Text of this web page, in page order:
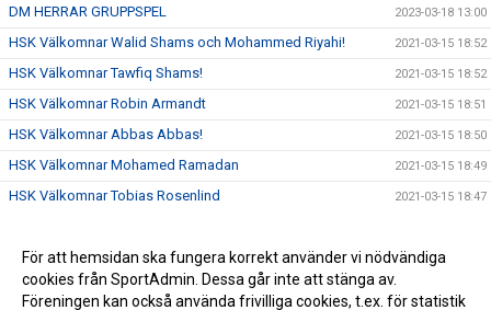
DM HERRAR GRUPPSPEL 2023-03-18 13:00
HSK Välkomnar Walid Shams och Mohammed Riyahi! 2021-03-15 18:52
HSK Välkomnar Tawfiq Shams! 2021-03-15 18:52
HSK Välkomnar Robin Armandt 2021-03-15 18:51
HSK Välkomnar Abbas Abbas! 2021-03-15 18:50
HSK Välkomnar Mohamed Ramadan 2021-03-15 18:49
HSK Välkomnar Tobias Rosenlind 2021-03-15 18:47
För att hemsidan ska fungera korrekt använder vi nödvändiga
cookies från SportAdmin. Dessa går inte att stänga av.
Föreningen kan också använda frivilliga cookies, t.ex. för statistik